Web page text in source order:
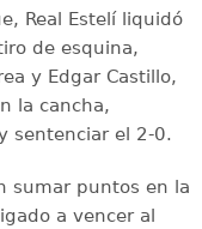
Real Estelí liquidó
de esquina,
y Edgar Castillo,
la cancha,
sentenciar el 2-0.
sumar puntos en la
a vencer al